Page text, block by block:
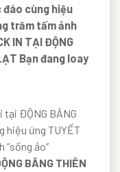
cùng hiệu
trăm tấm ảnh
IN TẠI ĐỘNG
Bạn đang loay
ĐỘNG BĂNG
hiệu ứng TUYẾT
“sống ảo”
BĂNG THIÊN